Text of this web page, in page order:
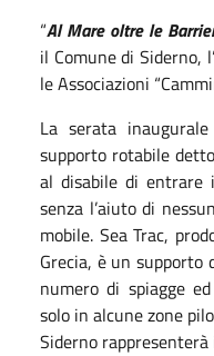
“Al Mare oltre le
il Comune di Siderno,
le Associazioni
La serata
supporto rotabile
al disabile di entrare
senza l’aiuto di
mobile. Sea Trac,
Grecia, è un
numero di spiagge
solo in alcune zone
Siderno